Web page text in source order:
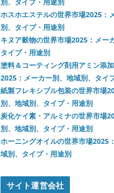
ホスホエステルの世界市場2025：
別、タイプ・用途別
キヌア穀物の世界市場2025：メー
タイプ・用途別
塗料＆コーティング剤用アミン添
2025：メーカー別、地域別、タイ
紙製フレキシブル包装の世界市場
別、地域別、タイプ・用途別
炭化ケイ素・アルミナの世界市場
別、地域別、タイプ・用途別
ホーニングオイルの世界市場2025
域別、タイプ・用途別
サイト運営会社